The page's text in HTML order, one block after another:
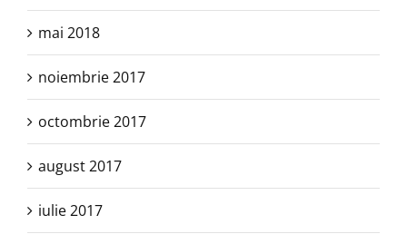
mai 2018
noiembrie 2017
octombrie 2017
august 2017
iulie 2017